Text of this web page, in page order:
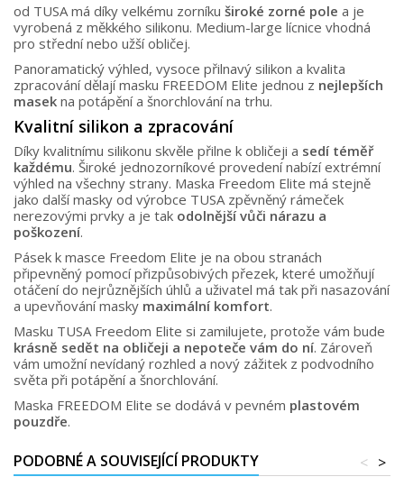
od TUSA má díky velkému zorníku široké zorné pole a je
vyrobená z měkkého silikonu. Medium-large lícnice vhodná
pro střední nebo užší obličej.
Panoramatický výhled, vysoce přilnavý silikon a kvalita
zpracování dělají masku FREEDOM Elite jednou z nejlepších
masek na potápění a šnorchlování na trhu.
Kvalitní silikon a zpracování
Díky kvalitnímu silikonu skvěle přilne k obličeji a sedí téměř
každému. Široké jednozorníkové provedení nabízí extrémní
výhled na všechny strany. Maska Freedom Elite má stejně
jako další masky od výrobce TUSA zpěvněný rámeček
nerezovými prvky a je tak odolnější vůči nárazu a
poškození.
Pásek k masce Freedom Elite je na obou stranách
připevněný pomocí přizpůsobivých přezek, které umožňují
otáčení do nejrůznějších úhlů a uživatel má tak při nasazování
a upevňování masky maximální komfort.
Masku TUSA Freedom Elite si zamilujete, protože vám bude
krásně sedět na obličeji a nepoteče vám do ní. Zároveň
vám umožní nevídaný rozhled a nový zážitek z podvodního
světa při potápění a šnorchlování.
Maska FREEDOM Elite se dodává v pevném plastovém
pouzdře.
PODOBNÉ A SOUVISEJÍCÍ PRODUKTY >
<